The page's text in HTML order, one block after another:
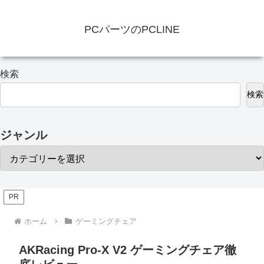
PCパーツのPCLINE
検索
検索
ジャンル
PR
ホーム ゲーミングチェア
AKRacing Pro-X V2 ゲーミングチェア徹